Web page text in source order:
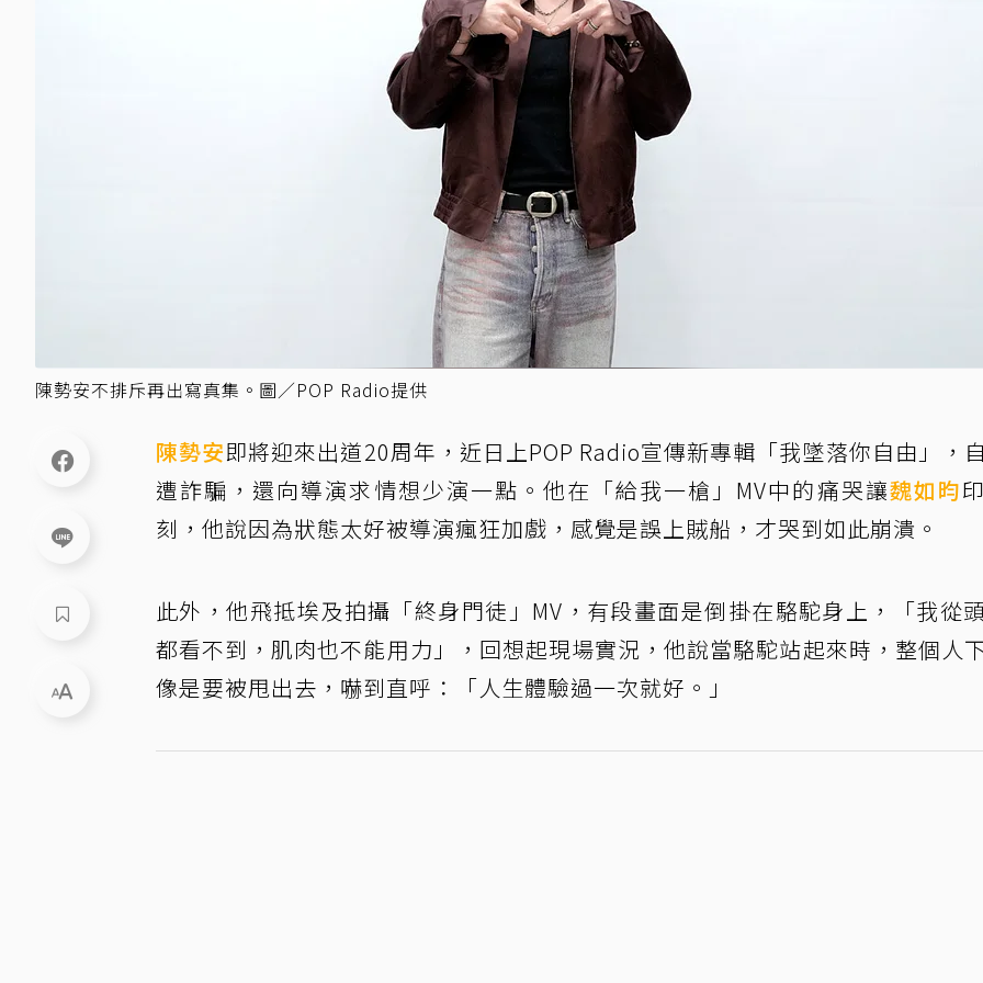
陳勢安不排斥再出寫真集。圖／POP Radio提供
陳勢安即將迎來出道20周年，近日上POP Radio宣傳新專輯「我墜落你自由」，
遭詐騙，還向導演求情想少演一點。他在「給我一槍」MV中的痛哭讓魏如昀
刻，他說因為狀態太好被導演瘋狂加戲，感覺是誤上賊船，才哭到如此崩潰。
此外，他飛抵埃及拍攝「終身門徒」MV，有段畫面是倒掛在駱駝身上，「我從
都看不到，肌肉也不能用力」，回想起現場實況，他說當駱駝站起來時，整個人
像是要被甩出去，嚇到直呼：「人生體驗過一次就好。」